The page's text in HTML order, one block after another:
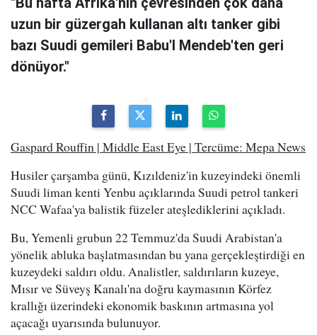
uzun bir güzergah kullanan altı tanker gibi
bazı Suudi gemileri Babu'l Mendeb'ten geri
dönüyor."
Gaspard Rouffin | Middle East Eye | Tercüme: Mepa News
Husiler çarşamba günü, Kızıldeniz'in kuzeyindeki önemli
Suudi liman kenti Yenbu açıklarında Suudi petrol tankeri
NCC Wafaa'ya balistik füzeler ateşlediklerini açıkladı.
Bu, Yemenli grubun 22 Temmuz'da Suudi Arabistan'a
yönelik abluka başlatmasından bu yana gerçekleştirdiği en
kuzeydeki saldırı oldu. Analistler, saldırıların kuzeye,
Mısır ve Süveyş Kanalı'na doğru kaymasının Körfez
krallığı üzerindeki ekonomik baskının artmasına yol
açacağı uyarısında bulunuyor.